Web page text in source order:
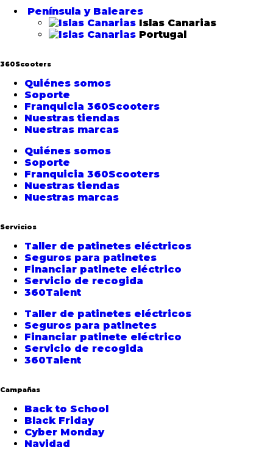
Península y Baleares
Islas Canarias
Portugal
360Scooters
Quiénes somos
Soporte
Franquicia 360Scooters
Nuestras tiendas
Nuestras marcas
Quiénes somos
Soporte
Franquicia 360Scooters
Nuestras tiendas
Nuestras marcas
Servicios
Taller de patinetes eléctricos
Seguros para patinetes
Financiar patinete eléctrico
Servicio de recogida
360Talent
Taller de patinetes eléctricos
Seguros para patinetes
Financiar patinete eléctrico
Servicio de recogida
360Talent
Campañas
Back to School
Black Friday
Cyber Monday
Navidad